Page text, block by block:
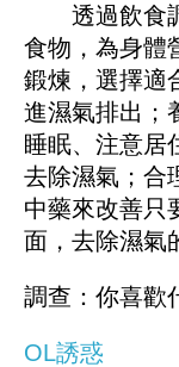
透過飲食調
食物，為身體
鍛煉，選擇適
進濕氣排出；
睡眠、注意居
去除濕氣；合
中藥來改善只
面，去除濕氣
調查：你喜歡
OL誘惑